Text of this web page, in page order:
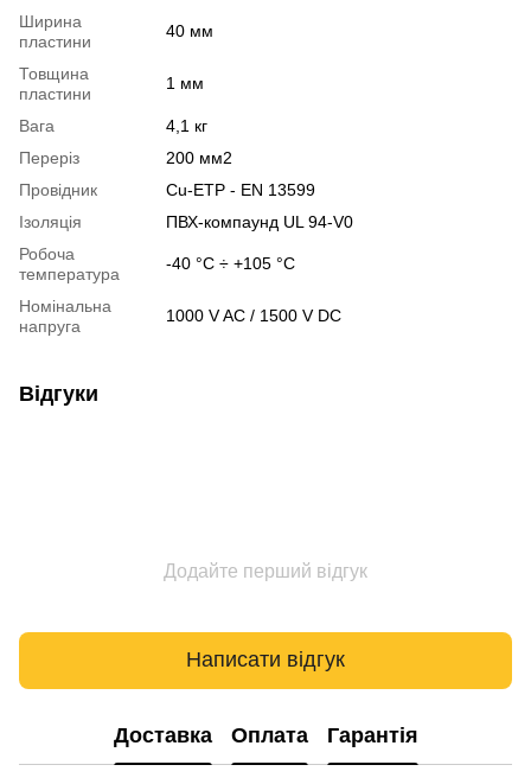
Ширина
пластини
40 мм
Товщина
пластини
1 мм
Вага
4,1 кг
Переріз
200 мм2
Провідник
Cu-ETP - EN 13599
Ізоляція
ПВХ-компаунд UL 94-V0
Робоча
температура
-40 °C ÷ +105 °C
Номінальна
напруга
1000 V AC / 1500 V DC
Відгуки
Додайте перший відгук
Написати відгук
Доставка Оплата Гарантія